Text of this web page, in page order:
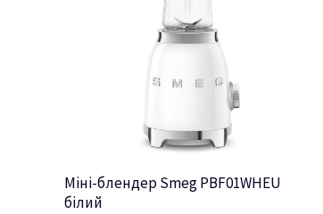
Міні-блендер Smeg PBF01WHEU
білий